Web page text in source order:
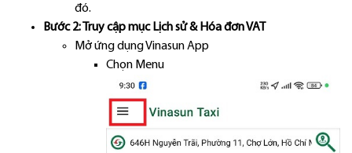
đó.
Bước 2: Truy cập mục Lịch sử & Hóa đơn VAT
Mở ứng dụng Vinasun App
Chọn Menu